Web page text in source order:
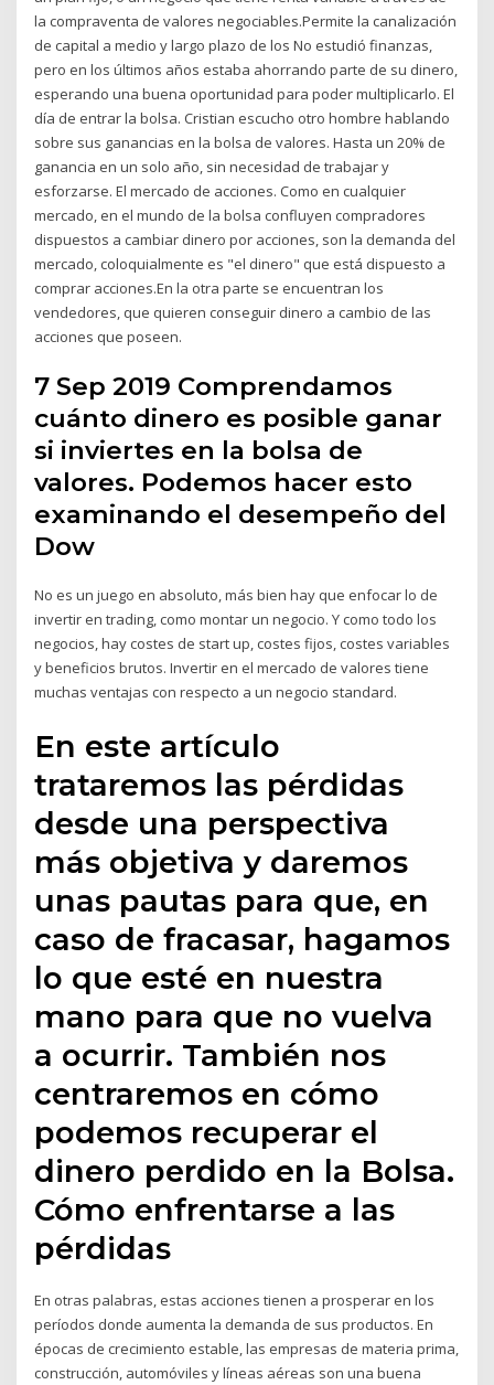
la compraventa de valores negociables.Permite la canalización
de capital a medio y largo plazo de los No estudió finanzas,
pero en los últimos años estaba ahorrando parte de su dinero,
esperando una buena oportunidad para poder multiplicarlo. El
día de entrar la bolsa. Cristian escucho otro hombre hablando
sobre sus ganancias en la bolsa de valores. Hasta un 20% de
ganancia en un solo año, sin necesidad de trabajar y
esforzarse. El mercado de acciones. Como en cualquier
mercado, en el mundo de la bolsa confluyen compradores
dispuestos a cambiar dinero por acciones, son la demanda del
mercado, coloquialmente es "el dinero" que está dispuesto a
comprar acciones.En la otra parte se encuentran los
vendedores, que quieren conseguir dinero a cambio de las
acciones que poseen.
7 Sep 2019 Comprendamos
cuánto dinero es posible ganar
si inviertes en la bolsa de
valores. Podemos hacer esto
examinando el desempeño del
Dow
No es un juego en absoluto, más bien hay que enfocar lo de
invertir en trading, como montar un negocio. Y como todo los
negocios, hay costes de start up, costes fijos, costes variables
y beneficios brutos. Invertir en el mercado de valores tiene
muchas ventajas con respecto a un negocio standard.
En este artículo
trataremos las pérdidas
desde una perspectiva
más objetiva y daremos
unas pautas para que, en
caso de fracasar, hagamos
lo que esté en nuestra
mano para que no vuelva
a ocurrir. También nos
centraremos en cómo
podemos recuperar el
dinero perdido en la Bolsa.
Cómo enfrentarse a las
pérdidas
En otras palabras, estas acciones tienen a prosperar en los
períodos donde aumenta la demanda de sus productos. En
épocas de crecimiento estable, las empresas de materia prima,
construcción, automóviles y líneas aéreas son una buena